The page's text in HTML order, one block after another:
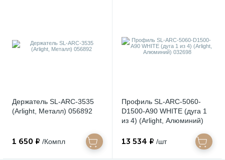
Держатель SL-ARC-3535
(Arlight, Металл) 056892
1 650 ₽ /Компл
Профиль SL-ARC-5060-
D1500-A90 WHITE (дуга 1
из 4) (Arlight, Алюминий)
13 534 ₽ /шт